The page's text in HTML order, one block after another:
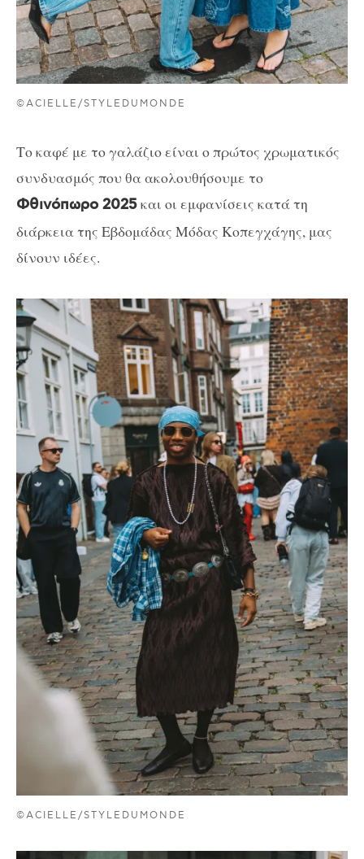
©ACIELLE/STYLEDUMONDE
Το καφέ με το γαλάζιο είναι ο πρώτος χρωματικός
συνδυασμός που θα ακολουθήσουμε το
Φθινόπωρο 2025και οι εμφανίσεις κατά τη
διάρκεια της Εβδομάδας Μόδας Κοπεγχάγης, μας
δίνουν ιδέες.
©ACIELLE/STYLEDUMONDE